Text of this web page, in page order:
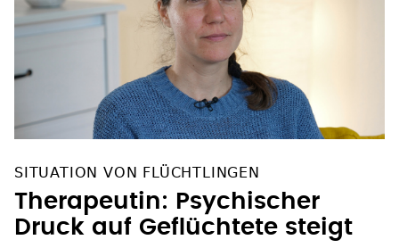
SITUATION VON FLÜCHTLINGEN
Therapeutin: Psychischer
Druck auf Geflüchtete steigt